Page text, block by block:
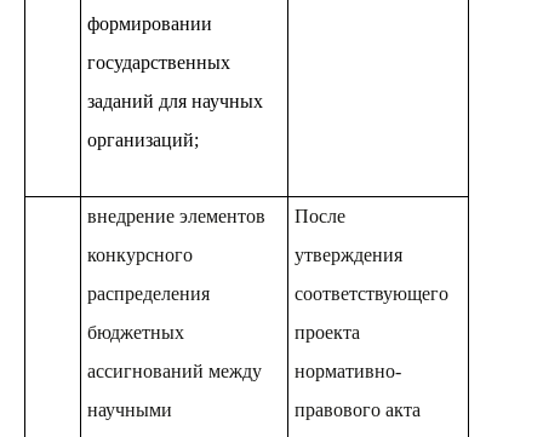
формировании
государственных
заданий для научных
организаций;
внедрение элементов
конкурсного
распределения
бюджетных
ассигнований между
научными
После
утверждения
соответствующего
проекта
нормативно-
правового акта